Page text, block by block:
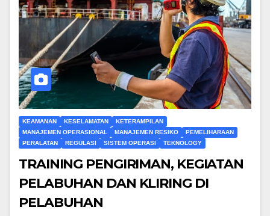
KEAMANAN KESELAMATAN
KETERAMPILAN
MANAJEMEN OPERASIONAL
MANAJEMEN RESIKO
PEMELIHARAAN
PERALATAN
REGULASI SISTEM OPERASI TEKNOLOGY
TRAINING PENGIRIMAN, KEGIATAN
PELABUHAN DAN KLIRING DI
PELABUHAN